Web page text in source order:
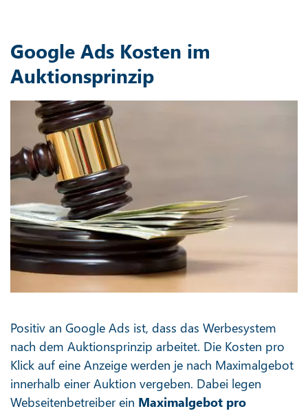
Google Ads Kosten im
Auktionsprinzip
Positiv an Google Ads ist, dass das Werbesystem
nach dem Auktionsprinzip arbeitet. Die Kosten pro
Klick auf eine Anzeige werden je nach Maximalgebot
innerhalb einer Auktion vergeben. Dabei legen
Webseitenbetreiber ein Maximalgebot pro